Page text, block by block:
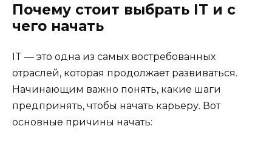
Почему стоит выбрать IT и с
чего начать
IT — это одна из самых востребованных
отраслей, которая продолжает развиваться.
Начинающим важно понять, какие шаги
предпринять, чтобы начать карьеру. Вот
основные причины начать: